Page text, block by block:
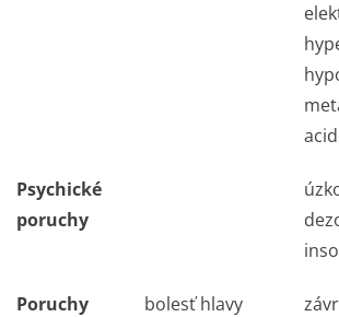
Psychické
poruchy
Poruchy
bolesť hlavy